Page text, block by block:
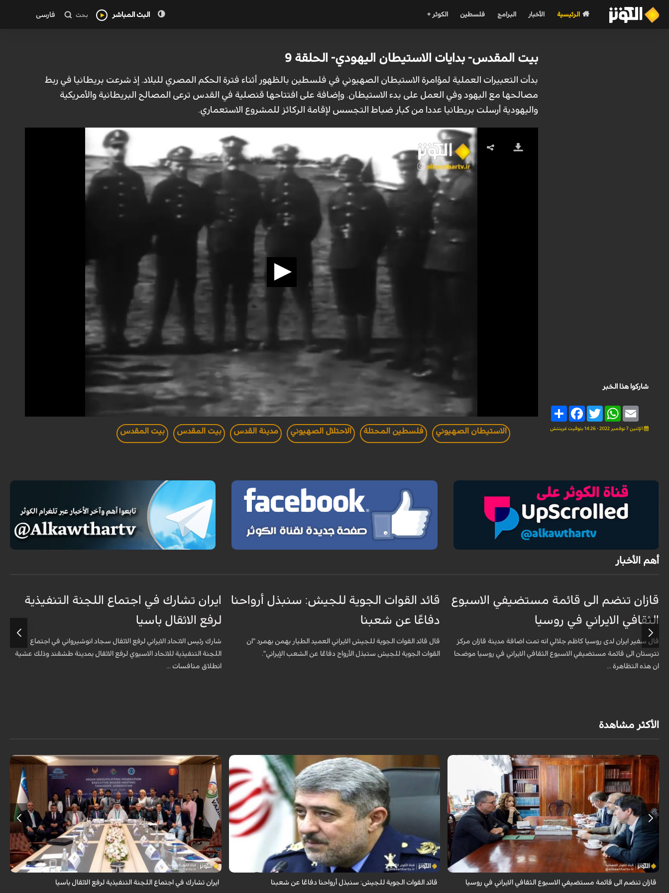
الرئيسية الأخبار البرامج فلسطين الكوثر + البث المباشر بحث فارسی
شاركوا هذا الخبر
Share
FacebookTwitter
WhatsAppEmail
الإثنين 7 نوفمبر 2022 - 14:26 بتوقيت غرينتش
بيت المقدس- بدايات الاستيطان اليهودي- الحلقة 9
بدأت التعبيرات العملية لمؤامرة الاستيطان الصهيوني في فلسطين بالظهور أثناء فترة الحكم المصري للبلاد. إذ شرعت بريطانيا في ربط
مصالحها مع اليهود وفي العمل على بدء الاستيطان. وإضافة على افتتاحها قنصلية في القدس ترعى المصالح البريطانية والأمريكية
واليهودية أرسلت بريطانيا عددا من كبار ضباط التجسس لإقامة الركائز للمشروع الاستعماري.
الاستيطان الصهيوني فلسطين المحتلة الاحتلال الصهيوني مدينة القدس بيت المقدس بيت المقدس
أهم الأخبار
قازان تنضم الى قائمة مستضيفي الاسبوع
الثقافي الايراني في روسيا
قال سفير ايران لدى روسيا كاظم جلالي انه تمت اضافة مدينة قازان مركز
تترستان الى قائمة مستضيفي الاسبوع الثقافي الايراني في روسيا موضحا
ان هذه التظاهرة ...
قائد القوات الجوية للجيش: سنبذل أرواحنا
دفاعًا عن شعبنا
قال قائد القوات الجوية للجيش الايراني العميد الطيار بهمن بهمرد "ان
القوات الجوية للجيش ستبذل الأرواح دفاعًا عن الشعب الإيراني".
ايران تشارك في اجتماع اللجنة التنفيذية
لرفع الاثقال باسيا
شارك رئيس الاتحاد الايراني لرفع الاثقال سجاد انوشيرواني في اجتماع
اللجنة التنفيذية للاتحاد الاسيوي لرفع الاثقال بمدينة طشقند وذلك عشية
انطلاق منافسات ...
الأكثر مشاهدة
قال سفير ايران لدى روسيا كاظم جلالي انه تمت اضافة مدينة قازان مركز
تترستان الى قائمة مستضيفي الاسبوع الثقافي الايراني في روسيا موضحا ان هذه
التظاهرة ...
قازان تنضم الى قائمة مستضيفي الاسبوع الثقافي الايراني في روسيا
قال قائد القوات الجوية للجيش الايراني العميد الطيار بهمن بهمرد "ان القوات
الجوية للجيش ستبذل الأرواح دفاعًا عن الشعب الإيراني".
قائد القوات الجوية للجيش: سنبذل أرواحنا دفاعًا عن شعبنا
شارك رئيس الاتحاد الايراني لرفع الاثقال سجاد انوشيرواني في اجتماع اللجنة
التنفيذية للاتحاد الاسيوي لرفع الاثقال بمدينة طشقند وذلك عشية انطلاق
منافسات ...
ايران تشارك في اجتماع اللجنة التنفيذية لرفع الاثقال باسيا